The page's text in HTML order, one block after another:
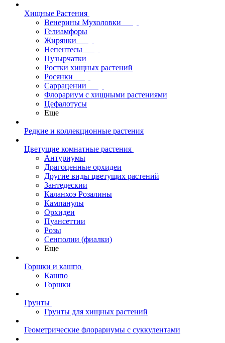
Хищные Растения
Венерины Мухоловки
Гелиамфоры
Жирянки
Непентесы
Пузырчатки
Ростки хищных растений
Росянки
Саррацении
Флорариум с хищными растениями
Цефалотусы
Еще
Редкие и коллекционные растения
Цветущие комнатные растения
Антуриумы
Драгоценные орхидеи
Другие виды цветущих растений
Зантедескии
Каланхоэ Розалины
Кампанулы
Орхидеи
Пуансеттии
Розы
Сенполии (фиалки)
Еще
Горшки и кашпо
Кашпо
Горшки
Грунты
Грунты для хищных растений
Геометрические флорариумы с суккулентами